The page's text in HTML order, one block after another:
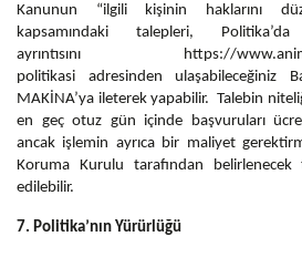
Kanunun “ilgili kişinin haklarını
kapsamındaki talepleri,
ayrıntısını
https://
politikasi adresinden ulaşabileceğiniz
MAKİNA’ya ileterek yapabilir. Talebin
en geç otuz gün içinde başvuruları
ancak işlemin ayrıca bir maliyet
Koruma Kurulu tarafından
edilebilir.
7. Politika’nın Yürürlüğü